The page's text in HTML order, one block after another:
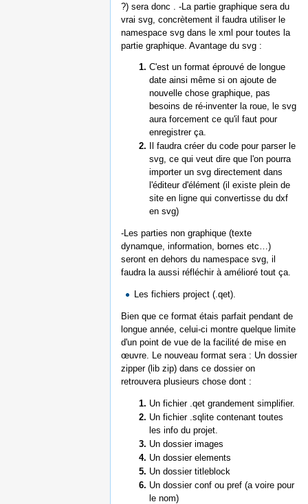
?) sera donc . -La partie graphique sera du
vrai svg, concrètement il faudra utiliser le
namespace svg dans le xml pour toutes la
partie graphique. Avantage du svg :
C'est un format éprouvé de longue
date ainsi même si on ajoute de
nouvelle chose graphique, pas
besoins de ré-inventer la roue, le svg
aura forcement ce qu'il faut pour
enregistrer ça.
Il faudra créer du code pour parser le
svg, ce qui veut dire que l'on pourra
importer un svg directement dans
l'éditeur d'élément (il existe plein de
site en ligne qui convertisse du dxf
en svg)
-Les parties non graphique (texte
dynamque, information, bornes etc…)
seront en dehors du namespace svg, il
faudra la aussi réfléchir à amélioré tout ça.
Les fichiers project (.qet).
Bien que ce format étais parfait pendant de
longue année, celui-ci montre quelque limite
d'un point de vue de la facilité de mise en
œuvre. Le nouveau format sera : Un dossier
zipper (lib zip) dans ce dossier on
retrouvera plusieurs chose dont :
Un fichier .qet grandement simplifier.
Un fichier .sqlite contenant toutes
les info du projet.
Un dossier images
Un dossier elements
Un dossier titleblock
Un dossier conf ou pref (a voire pour
le nom)